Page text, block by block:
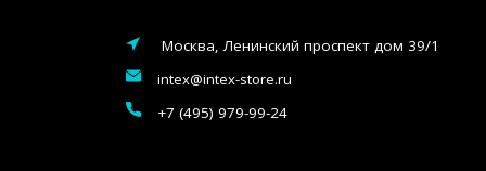
Москва, Ленинский проспект дом 39/1
intex@intex-store.ru
+7 (495) 979-99-24